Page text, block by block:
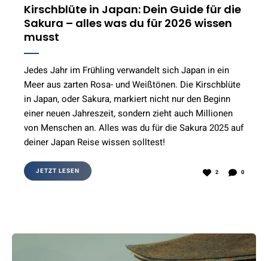
Kirschblüte in Japan: Dein Guide für die
Sakura – alles was du für 2026 wissen
musst
Jedes Jahr im Frühling verwandelt sich Japan in ein
Meer aus zarten Rosa- und Weißtönen. Die Kirschblüte
in Japan, oder Sakura, markiert nicht nur den Beginn
einer neuen Jahreszeit, sondern zieht auch Millionen
von Menschen an. Alles was du für die Sakura 2025 auf
deiner Japan Reise wissen solltest!
JETZT LESEN 2 0